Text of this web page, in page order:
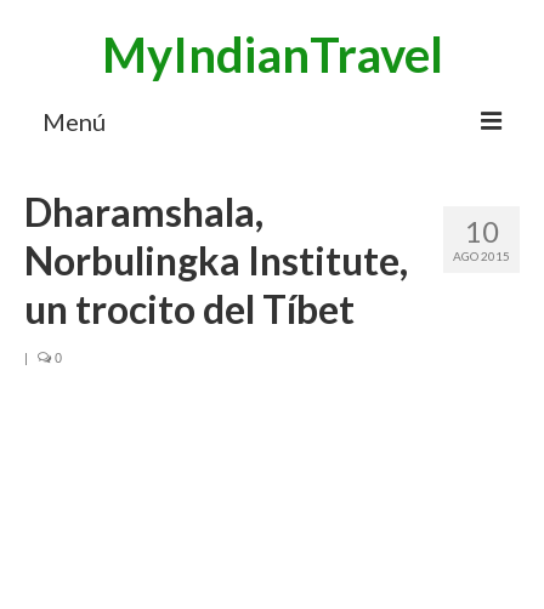
MyIndianTravel
Menú
MI BLOG VIAJES INDIA 10
AGO 2015
Dharamshala,
Norbulingka Institute,
un trocito del Tíbet
| 0